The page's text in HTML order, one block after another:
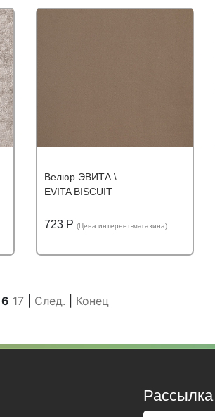
Велюр ЭВИТА \
EVITA BISCUIT
723 Р (Цена интернет-магазина)
17 След. Конец